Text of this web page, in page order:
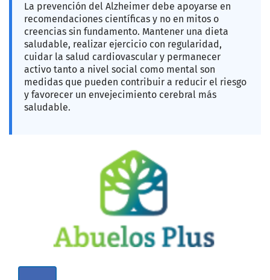
La prevención del Alzheimer debe apoyarse en
recomendaciones científicas y no en mitos o
creencias sin fundamento. Mantener una dieta
saludable, realizar ejercicio con regularidad,
cuidar la salud cardiovascular y permanecer
activo tanto a nivel social como mental son
medidas que pueden contribuir a reducir el riesgo
y favorecer un envejecimiento cerebral más
saludable.